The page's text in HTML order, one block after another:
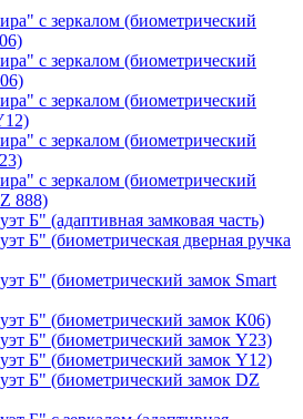
с зеркалом (биометрический
с зеркалом (биометрический
с зеркалом (биометрический
с зеркалом (биометрический
с зеркалом (биометрический
888)
Б" (адаптивная замковая часть)
Б" (биометрическая дверная ручка
Б" (биометрический замок Smart
Б" (биометрический замок К06)
Б" (биометрический замок Y23)
Б" (биометрический замок Y12)
Б" (биометрический замок DZ